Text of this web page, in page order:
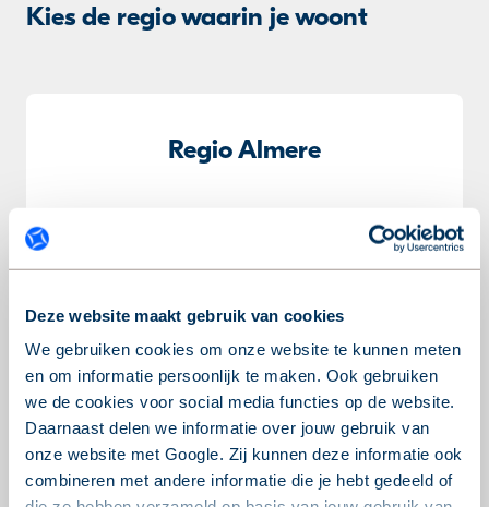
Deze website maakt gebruik van cookies
We gebruiken cookies om onze website te kunnen meten
en om informatie persoonlijk te maken. Ook gebruiken
we de cookies voor social media functies op de website.
Daarnaast delen we informatie over jouw gebruik van
onze website met Google. Zij kunnen deze informatie ook
combineren met andere informatie die je hebt gedeeld of
Kies de regio waarin je woont
Regio Almere
Per regio is er een leverancier van naamplaatjes.
We hebben afspraken met hen over de kosten en
planning. Het naamplaatje leveren ze binnen 2
voor je.
Naamplaatje aanvragen